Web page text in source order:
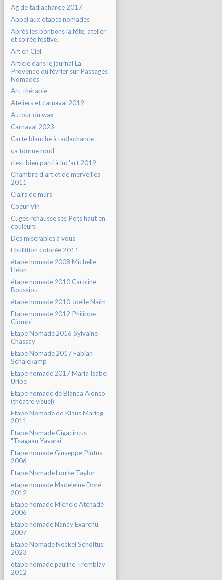
Ag de tadlachance 2017
Appel aux étapes nomades
Après les bonbons la fête, atelier
et soirée festive.
Art en Ciel
Article dans le journal La
Provence du février sur Passages
Nomades
Art-thérapie
Ateliers et carnaval 2019
Autour du wax
Carnaval 2023
Carte blanche à tadlachance
ça tourne rond
c'est bien parti à Inc'art 2019
Chambre d'art et de merveilles
2011
Clairs de murs
Coeur Vin
Cuges rehausse ses Pots haut en
couleurs
Des misérables à vous
Ebullition colorée 2011
étape nomade 2008 Michelle
Héon
étape nomade 2010 Caroline
Boussiou
étape nomade 2010 Joelle Naïm
Etape nomade 2012 Philippe
Ciompi
Etape Nomade 2016 Sylvaine
Chassay
Etape Nomade 2017 Fabian
Schalekamp
Etape nomade 2017 Maria Isabel
Uribe
Etape nomade de Blanca Alonso
(théatre visuel)
Etape Nomade de Klaus Märing
2011
Etape Nomade Gigacircus
"Tsagaan Yavarai"
Etape nomade Giuseppe Pintus
2006
Etape Nomade Louise Taylor
etape nomade Madeleine Doré
2012
Etape nomade Michele Atchadé
2006
Etape nomade Nancy Exarchu
2007
Etape Nomade Neckel Scholtus
2023
étape nomade pauline Tremblay
2012